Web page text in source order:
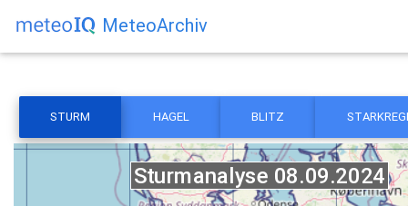
MeteoArchiv
STURM HAGEL BLITZ